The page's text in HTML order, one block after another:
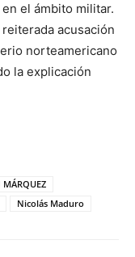
el ámbito militar.
acusación
norteamericano
la explicación
MÁRQUEZ
Nicolás Maduro